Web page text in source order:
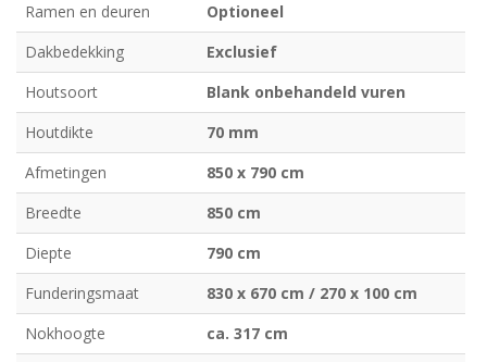
Ramen en deuren
Optioneel
Dakbedekking
Exclusief
Houtsoort
Blank onbehandeld vuren
Houtdikte
70 mm
Afmetingen
850 x 790 cm
Breedte
850 cm
Diepte
790 cm
Funderingsmaat
830 x 670 cm / 270 x 100 cm
Nokhoogte
ca. 317 cm